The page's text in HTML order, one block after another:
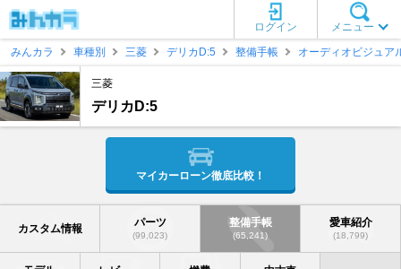
メニュー
ログイン
みんカラ
車種別 三菱 デリカD:5 整備手帳 オーディオビジュア
三菱
デリカD:5
マイカーローン徹底比較！
カスタム情報 パーツ
(99,023)
整備手帳
(65,241)
愛車紹介
(18,799)